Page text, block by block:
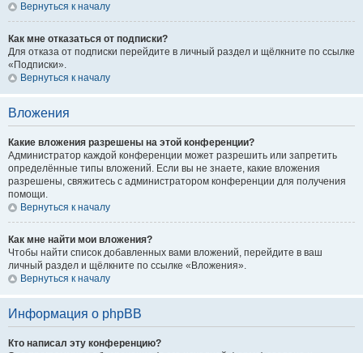
Вернуться к началу
Как мне отказаться от подписки?
Для отказа от подписки перейдите в личный раздел и щёлкните по ссылке
«Подписки».
Вернуться к началу
Вложения
Какие вложения разрешены на этой конференции?
Администратор каждой конференции может разрешить или запретить
определённые типы вложений. Если вы не знаете, какие вложения
разрешены, свяжитесь с администратором конференции для получения
помощи.
Вернуться к началу
Как мне найти мои вложения?
Чтобы найти список добавленных вами вложений, перейдите в ваш
личный раздел и щёлкните по ссылке «Вложения».
Вернуться к началу
Информация о phpBB
Кто написал эту конференцию?